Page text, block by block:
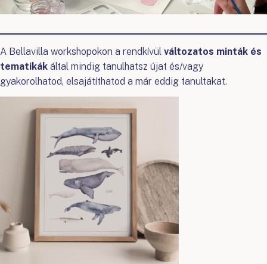
A Bellavilla workshopokon a rendkívül változatos minták és
tematikák által mindig tanulhatsz újat és/vagy
gyakorolhatod, elsajátíthatod a már eddig tanultakat.